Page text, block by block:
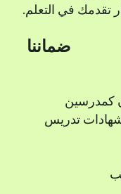
تقدمك في التعلم.
ضماننا
كمدرسين
تدريس